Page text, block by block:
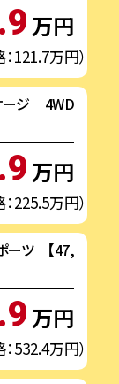
万円
121.7万円）
ジ 4WD
万円
225.5万円）
ーツ 【47,
万円
532.4万円）